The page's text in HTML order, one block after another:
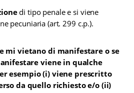
di tipo penale e si viene
pecuniaria (art. 299 c.p.).
mi vietano di manifestare o se
viene in qualche
esempio (i) viene prescritto
da quello richiesto e/o (ii)